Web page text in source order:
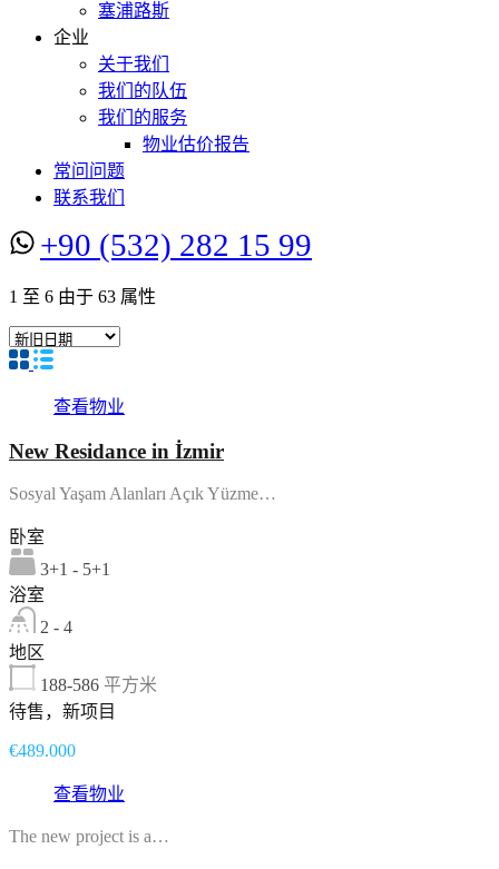
塞浦路斯
企业
关于我们
我们的队伍
我们的服务
物业估价报告
常问问题
联系我们
+90 (532) 282 15 99
1 至 6 由于 63 属性
查看物业
New Residance in İzmir
Sosyal Yaşam Alanları Açık Yüzme…
卧室
3+1 - 5+1
浴室
2 - 4
地区
188-586 平方米
待售，新项目
€489.000
查看物业
The new project is a…